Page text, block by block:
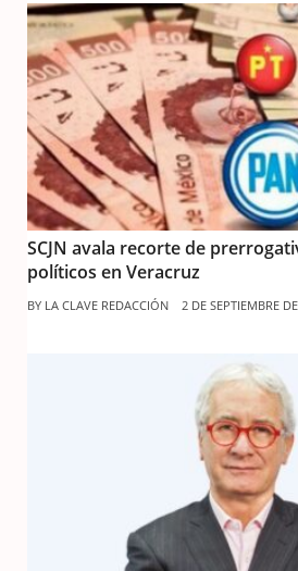
SCJN avala recorte de
políticos en Veracruz
BY LA CLAVE REDACCIÓN 2 DE SEPTIEMBRE